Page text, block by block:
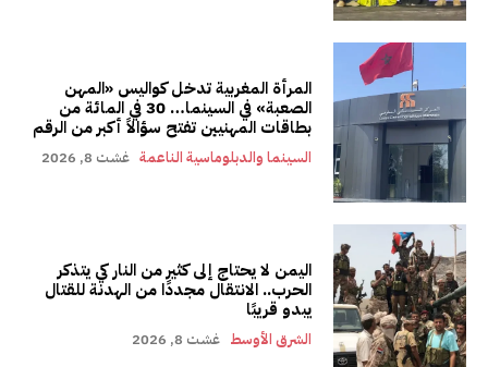
المرأة المغربية تدخل كواليس «المهن
الصعبة» في السينما… 30 في المائة من
بطاقات المهنيين تفتح سؤالاً أكبر من الرقم
السينما والدبلوماسية الناعمة غشت 8, 2026
اليمن لا يحتاج إلى كثير من النار كي يتذكر
الحرب.. الانتقال مجددًا من الهدنة للقتال
يبدو قريبًا
الشرق الأوسط غشت 8, 2026